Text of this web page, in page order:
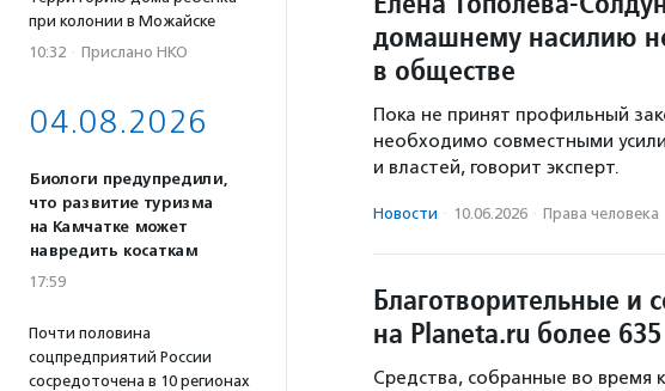
при колонии в Можайске
10:32 · Прислано НКО
04.08.2026
Биологи предупредили,
что развитие туризма
на Камчатке может
навредить косаткам
17:59
Почти половина
соцпредприятий России
сосредоточена в 10 регионах
домашнему насилию
в обществе
Пока не принят профильный
необходимо совместными
и властей, говорит эксперт.
Новости · 10.06.2026 · Права человека
Благотворительные и
на Planeta.ru более
Средства, собранные во время